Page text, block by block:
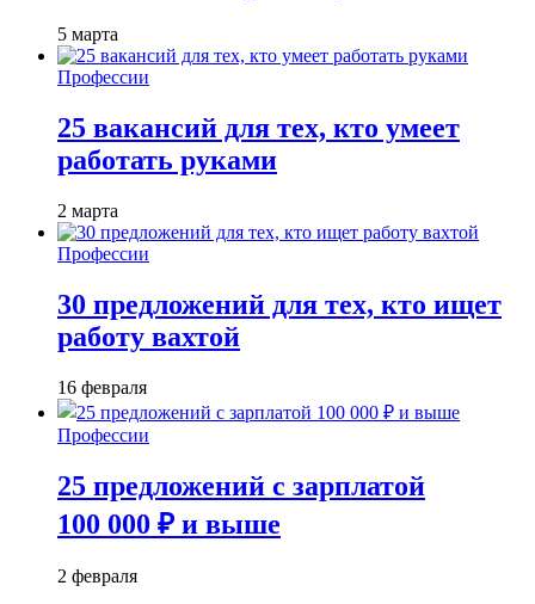
5 марта
Профессии
25 вакансий для тех, кто умеет
работать руками
2 марта
Профессии
30 предложений для тех, кто ищет
работу вахтой
16 февраля
Профессии
25 предложений с зарплатой
100 000 ₽ и выше
2 февраля